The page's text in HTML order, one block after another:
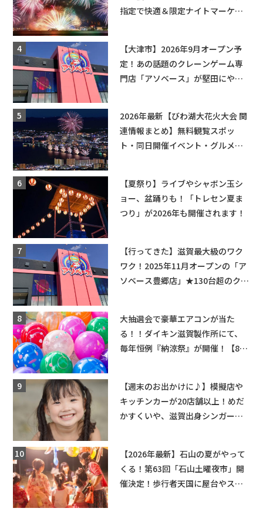
指定で快適＆限定ナイトマーケッ
【大津市】2026年9月オープン予
定！あの話題のクレーンゲーム専
門店「アソベース」が堅田にやっ
2026年最新【びわ湖大花火大会 関
連情報まとめ】無料観覧スポッ
ト・同日開催イベント・グルメマ
【夏祭り】ライブやシャボン玉シ
ョー、盆踊りも！「トレセン夏ま
つり」が2026年も開催されます！
【行ってきた】滋賀最大級のワク
ワク！2025年11月オープンの「ア
ソベース豊郷店」★130台超のクレ
大抽選会で豪華エアコンが当た
る！！ダイキン滋賀製作所にて、
毎年恒例『納涼祭』が開催！【8月
【週末のお出かけに♪】模擬店や
キッチンカーが20店舗以上！めだ
かすくいや、滋賀出身シンガーソ
【2026年最新】石山の夏がやって
くる！第63回「石山土曜夜市」開
催決定！歩行者天国に屋台やステ